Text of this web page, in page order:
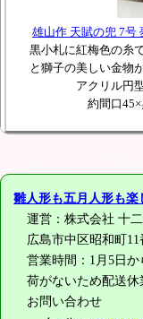
雄山作 天賦の兜 7号
黒小札に紅梅色の糸
と獅子の美しい金物
アクリル円
約間口
雛人形も五月人形も楽
運営：株式会社 十
広島市中区昭和町11
営業時間：1月5日
荷がないため配送休
お問い合わせ